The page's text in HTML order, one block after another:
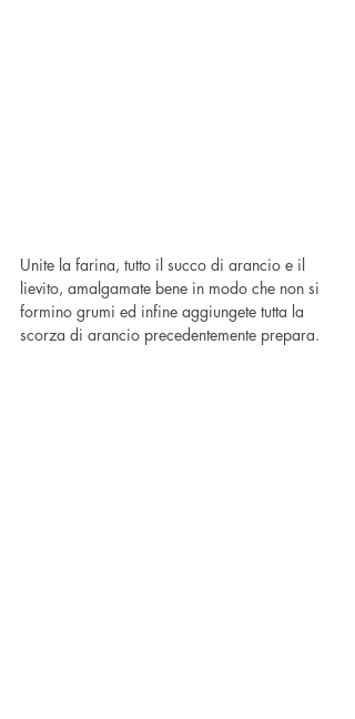
Unite la farina, tutto il succo di arancio e il
lievito, amalgamate bene in modo che non si
formino grumi ed infine aggiungete tutta la
scorza di arancio precedentemente prepara.